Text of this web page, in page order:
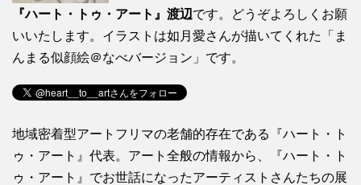
『ハート・トゥ・アート』渡辺です。どうぞよろしくお願
いいたします。イラストは如月愛さんが描いてくれた「ま
んまる似顔絵＠なべバージョン」です。
地域密着型アートフリマの老舗的存在である『ハート・ト
ゥ・アート』代表。アート全般の情報から、『ハート・ト
ゥ・アート』でお世話になったアーティストさんたちの展